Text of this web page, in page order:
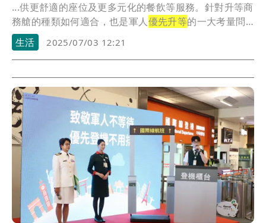
...供更舒適的座位及更多元化的餐飲等服務。針對升等商
務艙的種類如何適合，也是軍人優先升等的一大考量問
題。
生活 2025/07/03 12:21